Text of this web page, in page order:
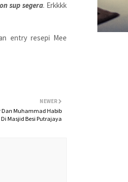
sup segera. Erkkkk
entry resepi Mee
NEWER
Dan Muhammad Habib
Masjid Besi Putrajaya